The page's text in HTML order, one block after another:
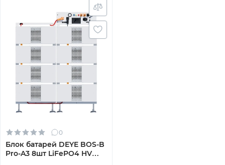
0
Блок батарей DEYE BOS-B
Pro-A3 8шт LiFePO4 HV